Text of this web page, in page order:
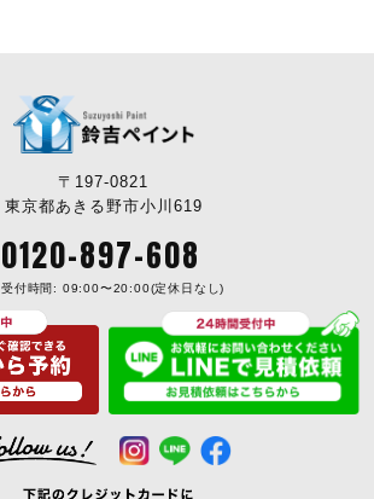
〒197-0821
東京都あきる野市小川619
0120-897-608
受付時間: 09:00〜20:00(定休日なし)